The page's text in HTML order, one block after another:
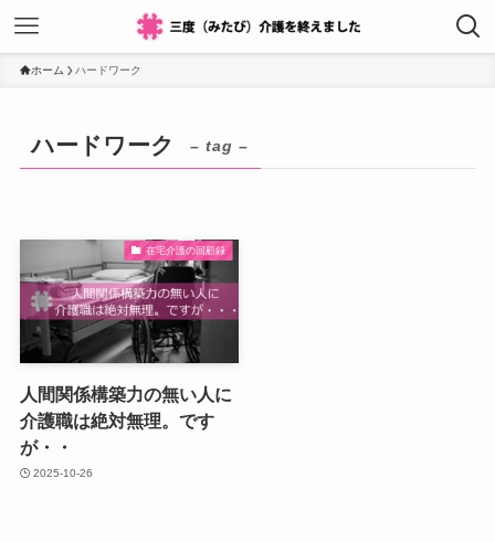
ホーム ハードワーク
ハードワーク – tag –
在宅介護の回顧録
人間関係構築力の無い人に
介護職は絶対無理。です
が・・
2025-10-26